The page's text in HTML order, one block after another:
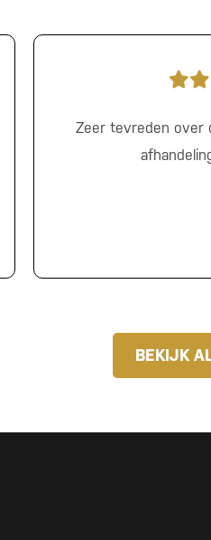
Zeer tevreden over
BEKIJK